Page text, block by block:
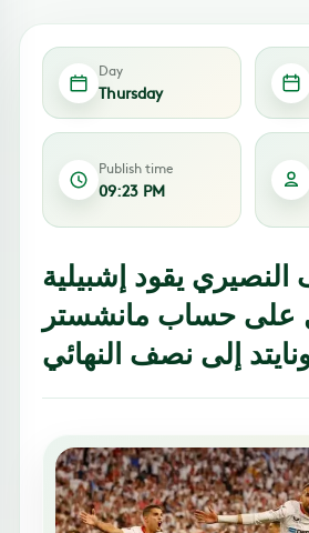
Day
Thursday
Publish time
09:23 PM
يقود إشبيلية
على حساب مانشستر
إلى نصف النهائي